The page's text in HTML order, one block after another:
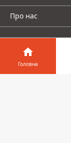
Про нас
Головна